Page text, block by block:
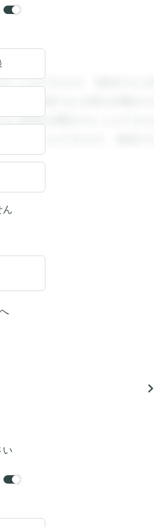
ことができます。登録すると回
す。登録すると回答を閲覧する
と回答を閲覧することができま
することができます。登録する
ん
navigate_next
い